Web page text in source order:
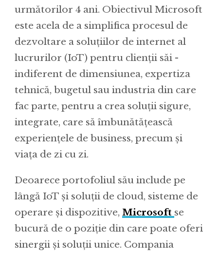
următorilor 4 ani. Obiectivul Microsoft
este acela de a simplifica procesul de
dezvoltare a soluțiilor de internet al
lucrurilor (IoT) pentru clienții săi -
indiferent de dimensiunea, expertiza
tehnică, bugetul sau industria din care
fac parte, pentru a crea soluții sigure,
integrate, care să îmbunătățească
experiențele de business, precum și
viața de zi cu zi.
Deoarece portofoliul său include pe
lângă IoT și soluții de cloud, sisteme de
operare și dispozitive, Microsoft se
bucură de o poziție din care poate oferi
sinergii și soluții unice. Compania